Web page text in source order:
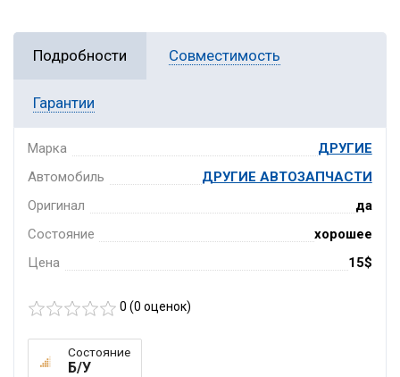
Подробности Совместимость
Гарантии
Марка
ДРУГИЕ
Автомобиль
ДРУГИЕ АВТОЗАПЧАСТИ
Оригинал
да
Состояние
хорошее
Цена
15$
0 (0 оценок)
Состояние
Б/У